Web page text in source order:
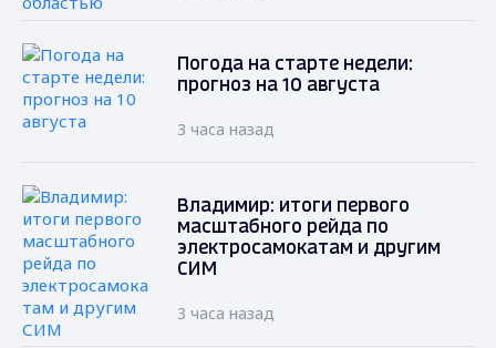
Погода на старте недели:
прогноз на 10 августа
3 часа назад
Владимир: итоги первого
масштабного рейда по
электросамокатам и другим
СИМ
3 часа назад